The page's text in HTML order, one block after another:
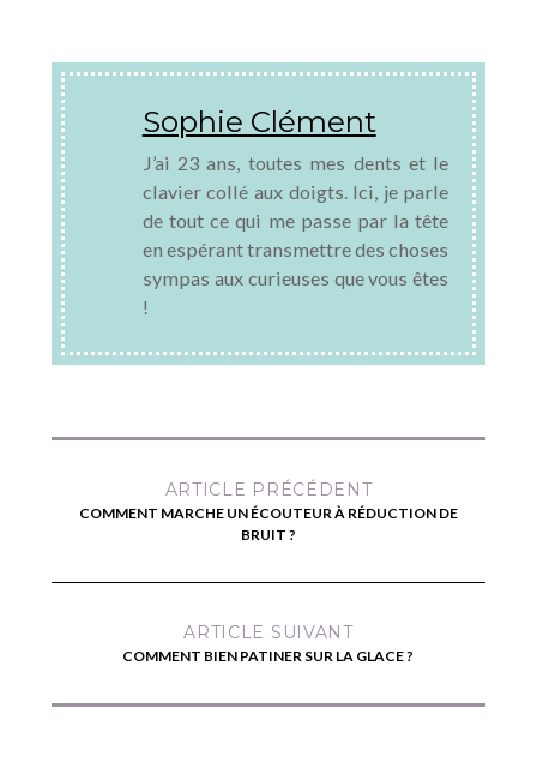
Sophie Clément
J’ai 23 ans, toutes mes dents et le
clavier collé aux doigts. Ici, je parle
de tout ce qui me passe par la tête
en espérant transmettre des choses
sympas aux curieuses que vous êtes
!
ARTICLE PRÉCÉDENT
COMMENT MARCHE UN ÉCOUTEUR À RÉDUCTION DE
BRUIT ?
ARTICLE SUIVANT
COMMENT BIEN PATINER SUR LA GLACE ?